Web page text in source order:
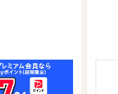
ョッピング